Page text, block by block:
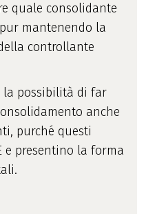
quale consolidante
mantenendo la
controllante
la possibilità di far
anche
purché questi
presentino la forma